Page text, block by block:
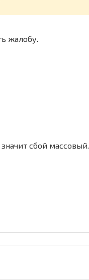
жалобу.
сбой массовый.